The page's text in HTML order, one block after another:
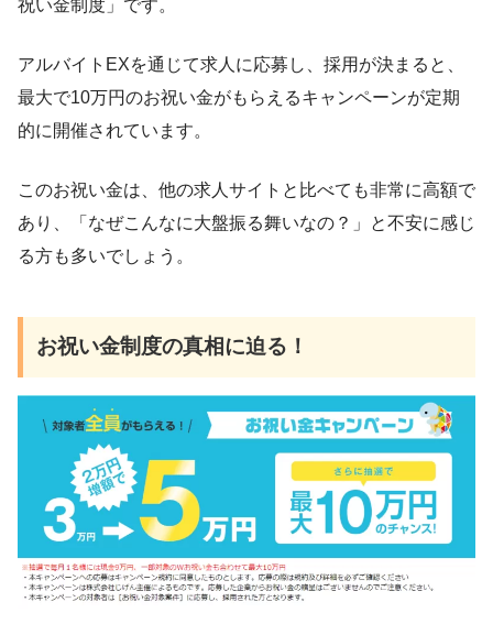
祝い金制度」です。
アルバイトEXを通じて求人に応募し、採用が決まると、
最大で10万円のお祝い金がもらえるキャンペーンが定期
的に開催されています。
このお祝い金は、他の求人サイトと比べても非常に高額で
あり、「なぜこんなに大盤振る舞いなの？」と不安に感じ
る方も多いでしょう。
お祝い金制度の真相に迫る！